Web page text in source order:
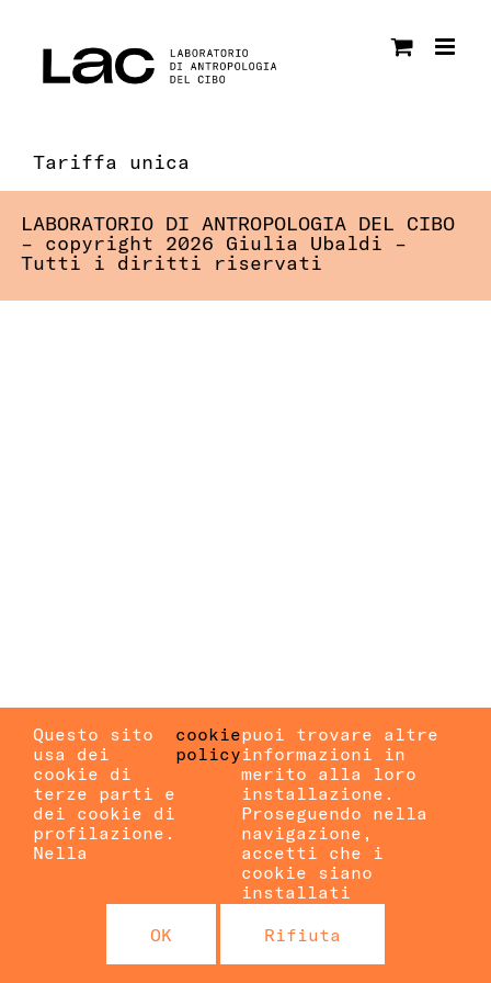
contenuto
Tariffa unica
LABORATORIO DI ANTROPOLOGIA DEL CIBO
– copyright 2026 Giulia Ubaldi –
Tutti i diritti riservati
Questo sito
usa dei
cookie di
terze parti e
dei cookie di
profilazione.
Nella
cookie
policy
puoi trovare altre
informazioni in
merito alla loro
installazione.
Proseguendo nella
navigazione,
accetti che i
cookie siano
installati
OK Rifiuta